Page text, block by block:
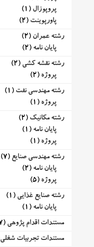
پروپوزال (1)
پاورپوینت (2)
رشته عمران (2)
پایان نامه (2)
رشته نقشه کشی (2)
پروژه (2)
رشته مهندسی نفت (1)
پروژه (1)
رشته مکانیک (2)
پایان نامه (1)
پروژه (1)
رشته مهندسی صنایع (7)
پایان نامه (2)
پروژه (5)
رشته صنایع غذایی (1)
پایان نامه (1)
مستندات اقدام پژوهی (77)
مستندات تجربیات شغلی